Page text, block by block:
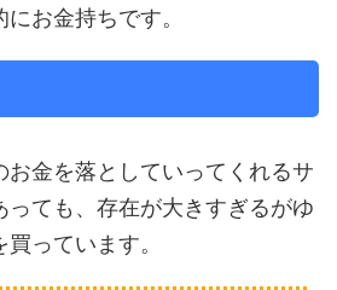
お金持ちです。
お金を落としていってくれるサ
っても、存在が大きすぎるがゆ
っています。